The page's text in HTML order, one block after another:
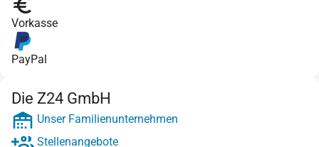
Vorkasse
PayPal
Die Z24 GmbH
Unser Familienunternehmen
Stellenangebote